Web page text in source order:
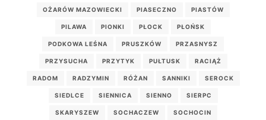
OŻARÓW MAZOWIECKI PIASECZNO PIASTÓW
PILAWA PIONKI PŁOCK PŁOŃSK
PODKOWA LEŚNA PRUSZKÓW PRZASNYSZ
PRZYSUCHA PRZYTYK PUŁTUSK RACIĄŻ
RADOM RADZYMIN RÓŻAN SANNIKI SEROCK
SIEDLCE SIENNICA SIENNO SIERPC
SKARYSZEW SOCHACZEW SOCHOCIN